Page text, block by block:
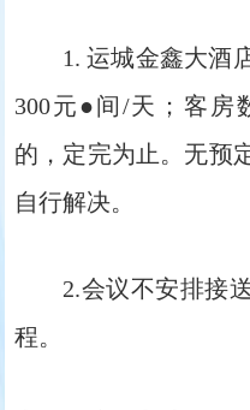
1. 运城金鑫大酒
300元●间/天；客房
的，定完为止。无预
自行解决。
2.会议不安排接
程。